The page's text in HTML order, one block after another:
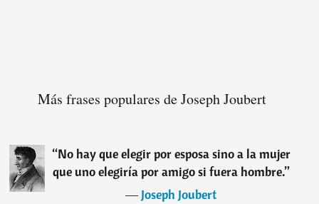
Más frases populares de Joseph Joubert
“No hay que elegir por esposa sino a la mujer
que uno elegiría por amigo si fuera hombre.”
―Joseph Joubert